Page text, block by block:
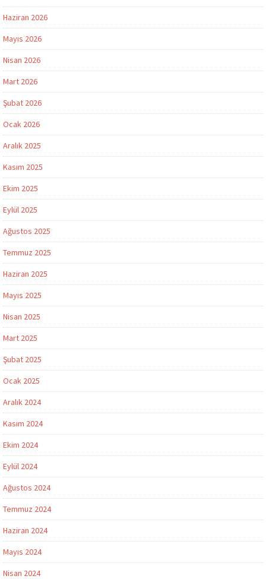
Haziran 2026
Mayıs 2026
Nisan 2026
Mart 2026
Şubat 2026
Ocak 2026
Aralık 2025
Kasım 2025
Ekim 2025
Eylül 2025
Ağustos 2025
Temmuz 2025
Haziran 2025
Mayıs 2025
Nisan 2025
Mart 2025
Şubat 2025
Ocak 2025
Aralık 2024
Kasım 2024
Ekim 2024
Eylül 2024
Ağustos 2024
Temmuz 2024
Haziran 2024
Mayıs 2024
Nisan 2024